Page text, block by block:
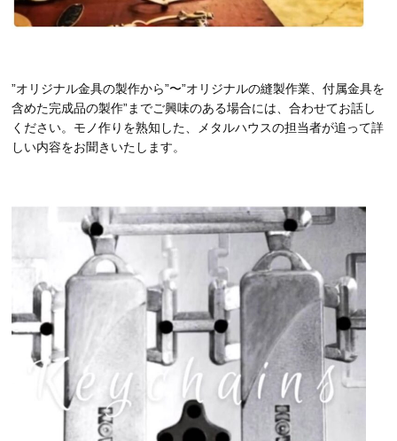
”オリジナル金具の製作から”〜”オリジナルの縫製作業、付属金具を
含めた完成品の製作”までご興味のある場合には、合わせてお話し
ください。モノ作りを熟知した、メタルハウスの担当者が追って詳
しい内容をお聞きいたします。